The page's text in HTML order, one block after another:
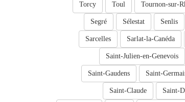
Tournon-sur-
Toul
Torcy
Senlis
Sélestat
Segré
Sarlat-la-Canéda
Sarcelles
Saint-Julien-en-Genevois
Saint-
Saint-Gaudens
Saint-
Saint-Claude